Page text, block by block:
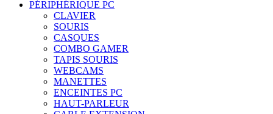
PÉRIPHÉRIQUE PC
CLAVIER
SOURIS
CASQUES
COMBO GAMER
TAPIS SOURIS
WEBCAMS
MANETTES
ENCEINTES PC
HAUT-PARLEUR